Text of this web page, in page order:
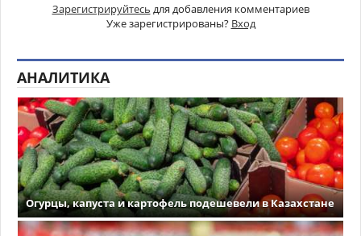
Зарегистрируйтесь для добавления комментариев
Уже зарегистрированы? Вход
АНАЛИТИКА
Огурцы, капуста и картофель подешевели в Казахстане